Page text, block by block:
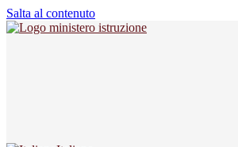
Salta al contenuto